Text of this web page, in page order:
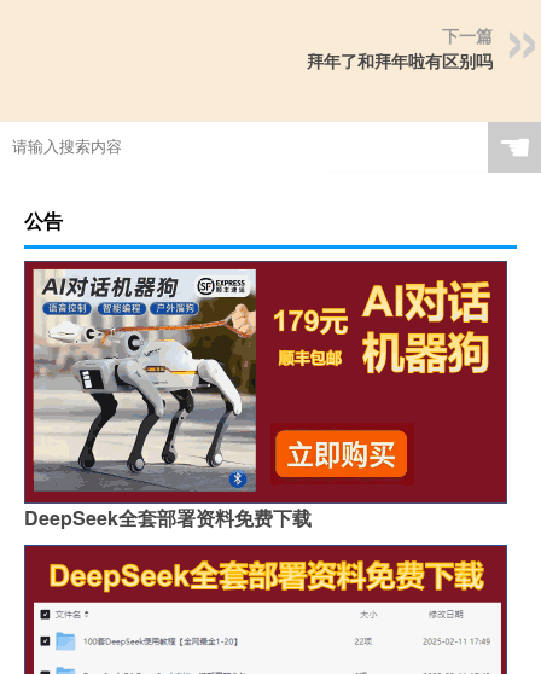
下一篇
拜年了和拜年啦有区别吗
☚
公告
DeepSeek全套部署资料免费下载